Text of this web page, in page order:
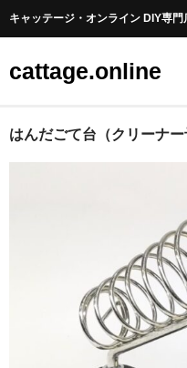
キャッテージ・オンライン DIY専門
cattage.online
部品・パーツ
はんだごて台（クリーナ